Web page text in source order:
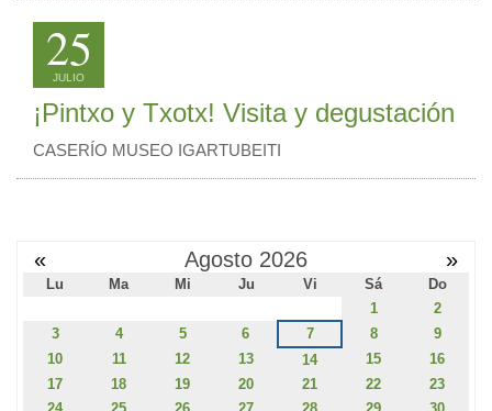
25
JULIO
¡Pintxo y Txotx! Visita y degustación
CASERÍO MUSEO IGARTUBEITI
« Agosto 2026 »
Lu Ma Mi Ju Vi Sá
Do
1
2
3
4 5 6 7 8
9
10
11 12 13 14 15
16
17
18 19 20 21 22
23